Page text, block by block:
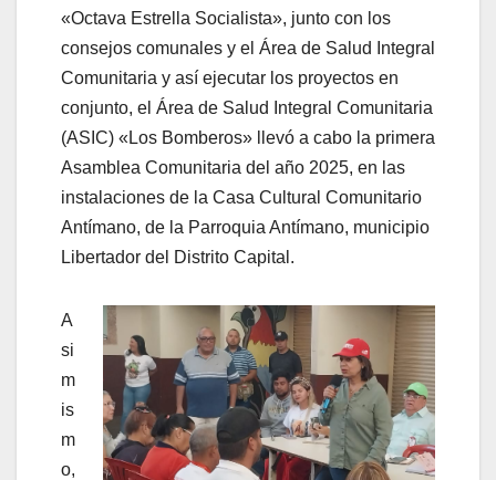
«Octava Estrella Socialista», junto con los
consejos comunales y el Área de Salud Integral
Comunitaria y así ejecutar los proyectos en
conjunto, el Área de Salud Integral Comunitaria
(ASIC) «Los Bomberos» llevó a cabo la primera
Asamblea Comunitaria del año 2025, en las
instalaciones de la Casa Cultural Comunitario
Antímano, de la Parroquia Antímano, municipio
Libertador del Distrito Capital.
A
si
m
is
m
o,